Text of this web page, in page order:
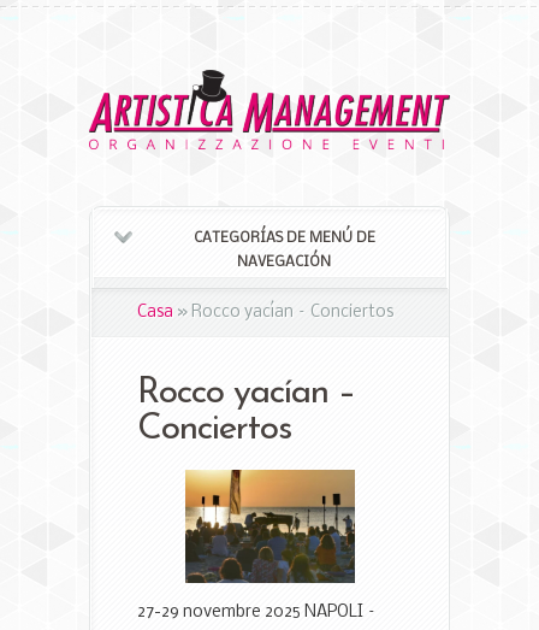
CATEGORÍAS DE MENÚ DE
NAVEGACIÓN
Casa » Rocco yacían – Conciertos
Rocco yacían –
Conciertos
27-29 novembre 2025 NAPOLI –